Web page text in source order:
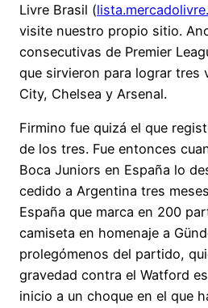
Livre Brasil (
visite nuestro propio sitio.
consecutivas de Premier
que sirvieron para lograr tres
City, Chelsea y Arsenal.
Firmino fue quizá el que
de los tres. Fue entonces
Boca Juniors en España lo
cedido a Argentina tres
España que marca en 200
camiseta en homenaje a
prolegómenos del partido,
gravedad contra el Watford
inicio a un choque en el que